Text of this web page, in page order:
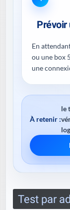
Prévoir
En
ou une box
une
À retenir :
le
Test par